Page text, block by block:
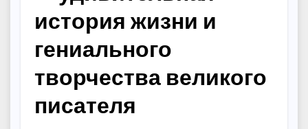
история жизни и
гениального
творчества великого
писателя